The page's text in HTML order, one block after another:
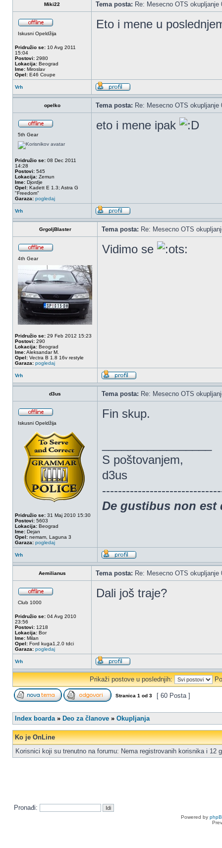
Miki22 Tema posta: Re: Mesecno OTS
Iskusni Opeldžija
Pridružio se: 10 Avg 2011
15:04
Postovi: 2980
Lokacija: Beograd
Ime: Miroslav
Opel: E46 Coupe
Eto i mene u
Vrh
opelko Tema posta: Re: Mesecno OTS
5th Gear
Pridružio se: 08 Dec 2011
14:28
Postovi: 545
Lokacija: Zemun
Ime: Djordje
Opel: Kadett E 1.3; Astra G
"Freedom"
Garaza: pogledaj
eto i mene ipak
Vrh
GrgoljBlaster Tema posta: Re: Mesecno OTS
4th Gear
Pridružio se: 29 Feb 2012 15:23
Postovi: 290
Lokacija: Beograd
Ime:Aleksandar M.
Opel: Vectra B 1.8 16v restyle
Garaza: pogledaj
Vidimo se
Vrh
d3us Tema posta: Re: Mesecno OTS
Iskusni Opeldžija
Pridružio se: 31 Maj 2010 15:30
Postovi: 5603
Lokacija: Beograd
Ime: Dejan
Opel: nemam, Laguna 3
Garaza: pogledaj
Fin skup.
S poštovanjem,
d3us
De gustibus non est
Vrh
Aemilianus Tema posta: Re: Mesecno OTS
Club 1000
Pridružio se: 04 Avg 2010
23:56
Postovi: 1218
Lokacija: Bor
Ime: Milan
Opel: Ford kuga1,2.0 tdci
Garaza: pogledaj
Dali još traje?
Vrh
Prikaži postove u poslednjih:
Stranica 1 od 3 [ 60 Posta ]
Index boarda» Deo za članove » Okupljanja
Ko je OnLine
Korisnici koji su trenutno na forumu: Nema registrovanih korisnika i 12
Pronađi:
Powered by